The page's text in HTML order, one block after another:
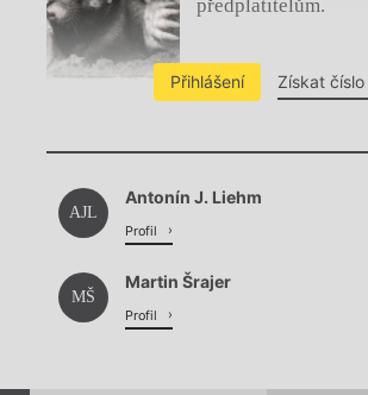
předplatitelům.
Přihlášení Získat číslo
Chviličku.
Načítá se.
AJL
Antonín J. Liehm
Profil
MŠ
Martin Šrajer
Profil